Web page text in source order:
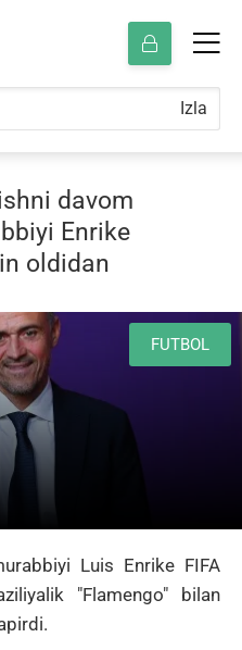
Izla
davom
Enrike
oldidan
FUTBOL
Luis Enrike FIFA
"Flamengo" bilan